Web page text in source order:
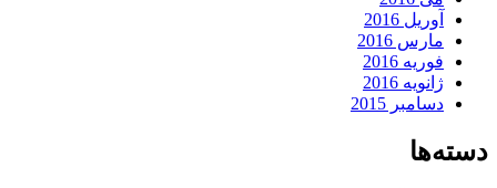
آوریل 2016
مارس 2016
فوریه 2016
ژانویه 2016
دسامبر 2015
دسته‌ها